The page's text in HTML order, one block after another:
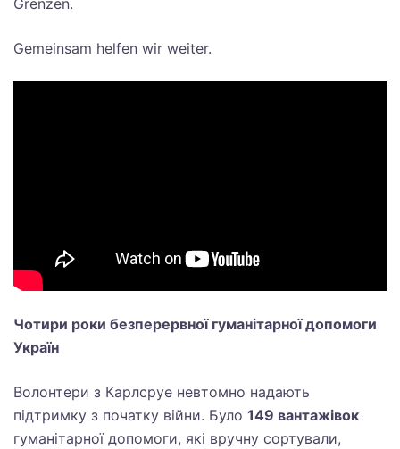
Gemeinsam helfen wir weiter.
Чотири роки безперервної гуманітарної допомоги
Україн
Волонтери з Карлсруе невтомно надають
підтримку з початку війни. Було 149 вантажівок
гуманітарної допомоги, які вручну сортували,